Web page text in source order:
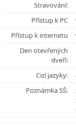
Stravování:
Přístup k PC
Přístup k internetu
Den otevřených
dveří:
Cizí jazyky:
Poznámka SŠ: